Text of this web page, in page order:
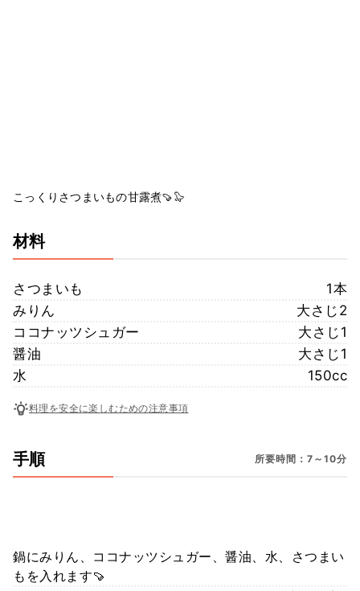
こっくりさつまいもの甘露煮🍠🦭
材料
さつまいも
1本
みりん
大さじ2
ココナッツシュガー
大さじ1
醤油
大さじ1
水
150cc
料理を安全に楽しむための注意事項
手順 所要時間：7～10分
鍋にみりん、ココナッツシュガー、醤油、水、さつまい
もを入れます🍠